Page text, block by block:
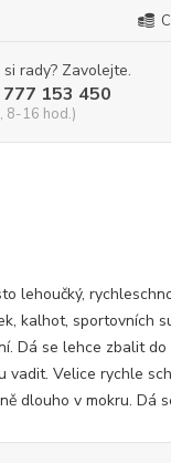
rady? Zavolejte.
153 450
8-16 hod.)
lehoučký,
kalhot, sportovních
Dá se lehce zbalit
vadit. Velice rychle
dlouho v mokru. Dá